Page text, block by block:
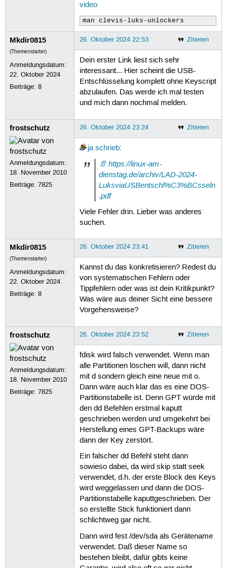
video
man clevis-luks-unlockers
Mkdir0815
(Themenstarter)
Anmeldungsdatum:
22. Oktober 2024
Beiträge:8
Zitieren
26. Oktober 2024 22:53
Dein erster Link liest sich sehr
interessant... Hier scheint die USB-
Entschlüsselung komplett ohne Keyscript
abzulaufen. Das werde ich mal testen
und mich dann nochmal melden.
frostschutz
Anmeldungsdatum:
18. November 2010
Beiträge:7825
Zitieren
26. Oktober 2024 23:24
ja schrieb:
https://linux-am-
dienstag.de/archiv/LAD-2024-
LuksviaUSBentschl%C3%BCsseln
.pdf
Viele Fehler drin. Lieber was anderes
suchen.
Mkdir0815
(Themenstarter)
Anmeldungsdatum:
22. Oktober 2024
Beiträge:8
Zitieren
26. Oktober 2024 23:41
Kannst du das konkretisieren? Redest du
von systematischen Fehlern oder
Tippfehlern oder was ist dein Kritikpunkt?
Was wäre aus deiner Sicht eine bessere
Vorgehensweise?
frostschutz
Anmeldungsdatum:
18. November 2010
Beiträge:7825
Zitieren
26. Oktober 2024 23:52
fdisk wird falsch verwendet. Wenn man
alle Partitionen löschen will, dann nicht
mit d sondern gleich eine neue mit o.
Dann wäre auch klar das es eine DOS-
Partitionstabelle ist. Denn GPT würde mit
den dd Befehlen erstmal kaputt
geschrieben werden und umgekehrt bei
Herstellung eines GPT-Backups wäre
dann der Key zerstört.
Ein falscher dd Befehl steht dann
sowieso dabei, da wird skip statt seek
verwendet, d.h. der erste Block des Keys
wird weggelassen und dann die DOS-
Partitionstabelle kaputtgeschrieben. Der
so erstellte Stick funktioniert dann
schlichtweg gar nicht.
Dann wird fest /dev/sda als Gerätename
verwendet. Daß dieser Name so
bestehen bleibt, dafür gibts keine